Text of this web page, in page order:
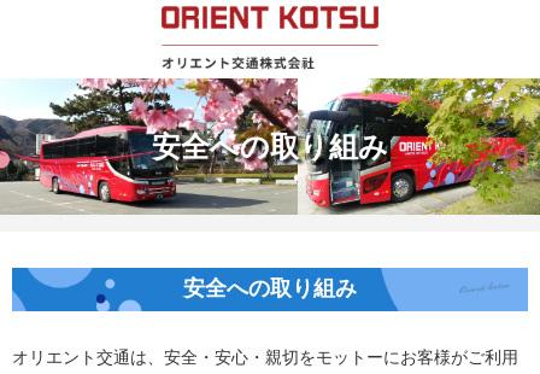
安全への取り組み
安全への取り組み
オリエント交通は、安全・安心・親切をモットーにお客様がご利用